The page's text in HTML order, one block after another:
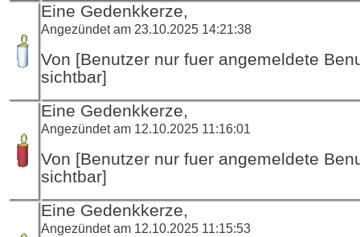
Eine Gedenkkerze,
Angezündet am 23.10.2025 14:21:38
Von [Benutzer nur fuer angemeldete
sichtbar]
Eine Gedenkkerze,
Angezündet am 12.10.2025 11:16:01
Von [Benutzer nur fuer angemeldete
sichtbar]
Eine Gedenkkerze,
Angezündet am 12.10.2025 11:15:53